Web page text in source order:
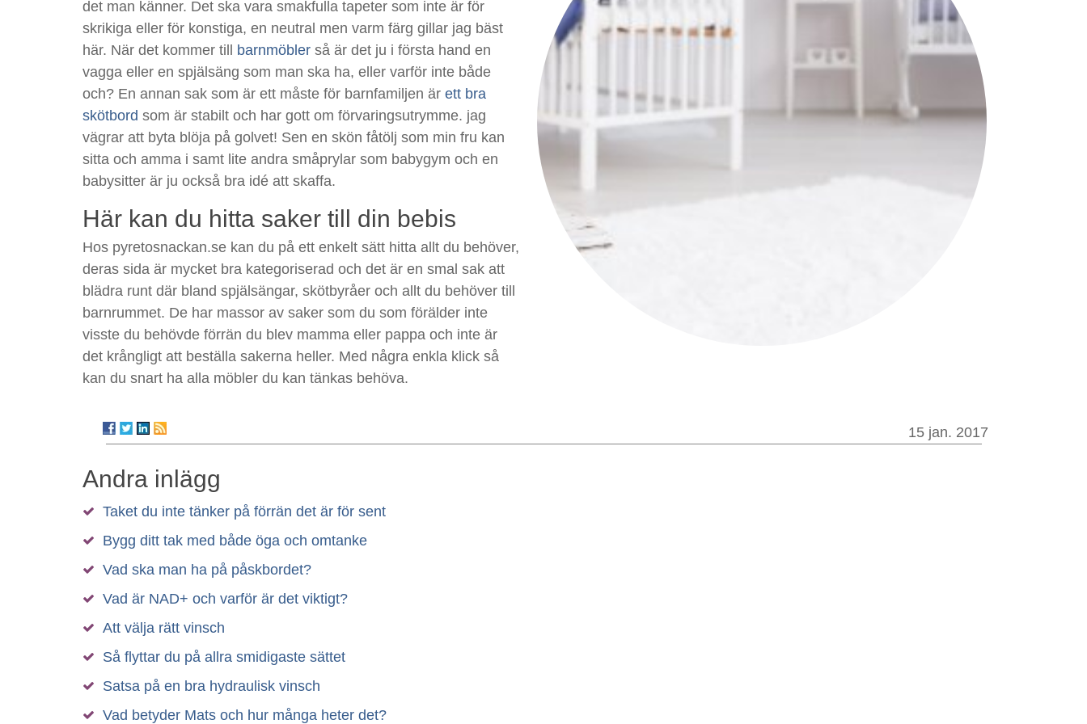
det man känner. Det ska vara smakfulla tapeter som inte är för
skrikiga eller för konstiga, en neutral men varm färg gillar jag bäst
här. När det kommer till barnmöbler så är det ju i första hand en
vagga eller en spjälsäng som man ska ha, eller varför inte både
och? En annan sak som är ett måste för barnfamiljen är ett bra
skötbord som är stabilt och har gott om förvaringsutrymme. jag
vägrar att byta blöja på golvet! Sen en skön fåtölj som min fru kan
sitta och amma i samt lite andra småprylar som babygym och en
babysitter är ju också bra idé att skaffa.
Här kan du hitta saker till din bebis
Hos pyretosnackan.se kan du på ett enkelt sätt hitta allt du behöver,
deras sida är mycket bra kategoriserad och det är en smal sak att
blädra runt där bland spjälsängar, skötbyråer och allt du behöver till
barnrummet. De har massor av saker som du som förälder inte
visste du behövde förrän du blev mamma eller pappa och inte är
det krångligt att beställa sakerna heller. Med några enkla klick så
kan du snart ha alla möbler du kan tänkas behöva.
15 jan. 2017
Andra inlägg
Taket du inte tänker på förrän det är för sent
Bygg ditt tak med både öga och omtanke
Vad ska man ha på påskbordet?
Vad är NAD+ och varför är det viktigt?
Att välja rätt vinsch
Så flyttar du på allra smidigaste sättet
Satsa på en bra hydraulisk vinsch
Vad betyder Mats och hur många heter det?